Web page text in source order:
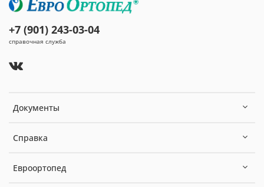
Документы
Справка
Евроортопед
+7 (901) 243-03-04
справочная служба